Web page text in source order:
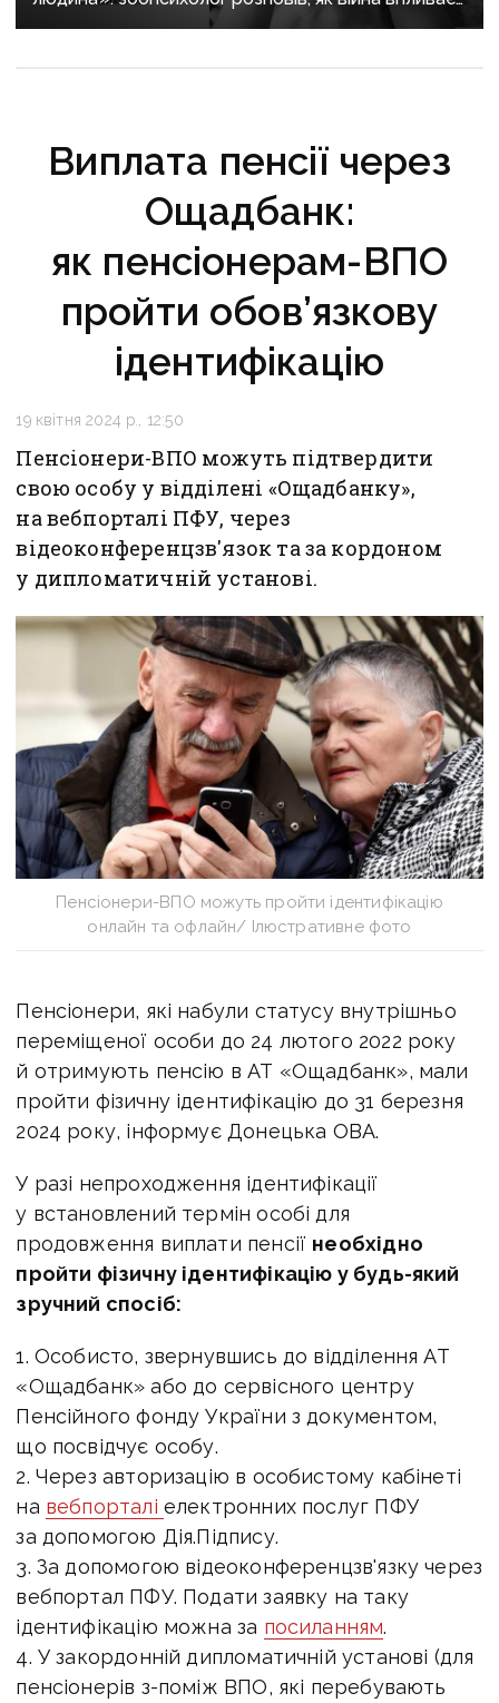
на домашніх улюбленців
Виплата пенсії через
Ощадбанк:
як пенсіонерам-ВПО
пройти обов’язкову
ідентифікацію
19 квітня 2024 р., 12:50
Пенсіонери-ВПО можуть підтвердити
свою особу у відділені «Ощадбанку»,
на вебпорталі ПФУ, через
відеоконференцзв'язок та за кордоном
у дипломатичній установі.
Пенсіонери-ВПО можуть пройти ідентифікацію
онлайн та офлайн/ Ілюстративне фото
Пенсіонери, які набули статусу внутрішньо
переміщеної особи до 24 лютого 2022 року
й отримують пенсію в АТ «Ощадбанк», мали
пройти фізичну ідентифікацію до 31 березня
2024 року, інформує Донецька ОВА.
У разі непроходження ідентифікації
у встановлений термін особі для
продовження виплати пенсії необхідно
пройти фізичну ідентифікацію у будь-який
зручний спосіб:
1. Особисто, звернувшись до відділення АТ
«Ощадбанк» або до сервісного центру
Пенсійного фонду України з документом,
що посвідчує особу.
2. Через авторизацію в особистому кабінеті
на вебпорталі електронних послуг ПФУ
за допомогою Дія.Підпису.
3. За допомогою відеоконференцзв'язку через
вебпортал ПФУ. Подати заявку на таку
ідентифікацію можна за посиланням.
4. У закордонній дипломатичній установі (для
пенсіонерів з-поміж ВПО, які перебувають